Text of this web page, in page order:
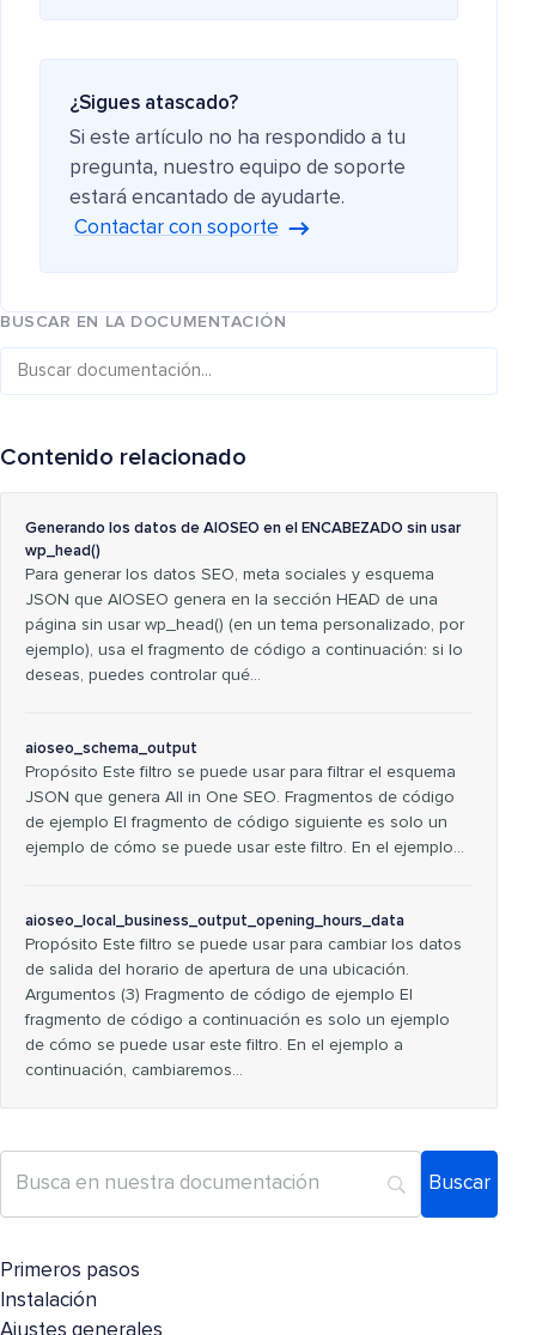
¿Sigues atascado?
Si este artículo no ha respondido a tu
pregunta, nuestro equipo de soporte
estará encantado de ayudarte.
Contactar con soporte
BUSCAR EN LA DOCUMENTACIÓN
Contenido relacionado
Generando los datos de AIOSEO en el ENCABEZADO sin usar
wp_head()
Para generar los datos SEO, meta sociales y esquema
JSON que AIOSEO genera en la sección HEAD de una
página sin usar wp_head() (en un tema personalizado, por
ejemplo), usa el fragmento de código a continuación: si lo
deseas, puedes controlar qué…
aioseo_schema_output
Propósito Este filtro se puede usar para filtrar el esquema
JSON que genera All in One SEO. Fragmentos de código
de ejemplo El fragmento de código siguiente es solo un
ejemplo de cómo se puede usar este filtro. En el ejemplo…
aioseo_local_business_output_opening_hours_data
Propósito Este filtro se puede usar para cambiar los datos
de salida del horario de apertura de una ubicación.
Argumentos (3) Fragmento de código de ejemplo El
fragmento de código a continuación es solo un ejemplo
de cómo se puede usar este filtro. En el ejemplo a
continuación, cambiaremos…
Primeros pasos
Instalación
Ajustes generales